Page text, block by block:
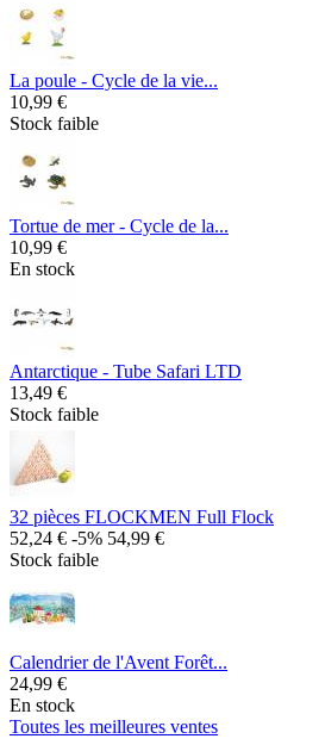
La poule - Cycle de la vie...
10,99 €
Stock faible
Tortue de mer - Cycle de la...
10,99 €
En stock
Antarctique - Tube Safari LTD
13,49 €
Stock faible
32 pièces FLOCKMEN Full Flock
52,24 € -5% 54,99 €
Stock faible
Calendrier de l'Avent Forêt...
24,99 €
En stock
Toutes les meilleures ventes